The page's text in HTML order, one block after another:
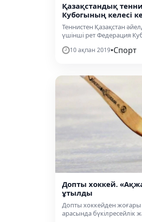
Қазақстандық
Кубогының келесі
Теннистен Қазақстан
үшінші рет Федерация
10 ақпан 2019•Спорт
Допты хоккей.
ұтылды
Допты хоккейден
арасында бүкілресейлік